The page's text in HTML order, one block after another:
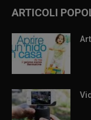
ARTICOLI